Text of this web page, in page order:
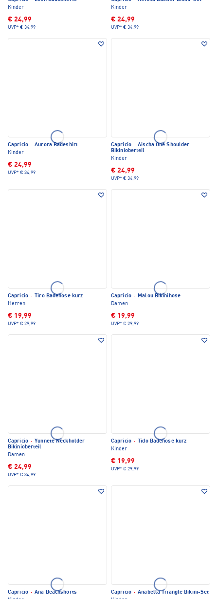
Kinder
€ 24,99
UVP* € 34,99
Kinder
€ 24,99
UVP* € 34,99
Capricio · Aurora Badeshirt
Kinder
€ 24,99
UVP* € 34,99
Capricio · Aischa One Shoulder
Bikinioberteil
Kinder
€ 24,99
UVP* € 34,99
Capricio ·
Tiro Badehose kurz
Herren
€ 19,99
UVP* € 29,99
Capricio · Malou Bikinihose
Damen
€ 19,99
UVP* € 29,99
Capricio · Yunnete Neckholder
Bikinioberteil
Damen
€ 24,99
UVP* € 34,99
Capricio ·
Tido Badehose kurz
Kinder
€ 19,99
UVP* € 29,99
Capricio · Ana Beachshorts
Capricio · Anabella Triangle Bikini-Set